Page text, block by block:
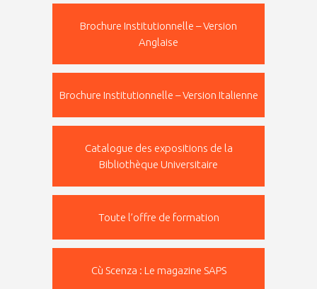
Brochure Institutionnelle – Version
Anglaise
Brochure Institutionnelle – Version Italienne
Catalogue des expositions de la
Bibliothèque Universitaire
Toute l’offre de formation
Cù Scenza : Le magazine SAPS